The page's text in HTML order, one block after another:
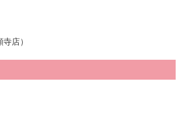
店）